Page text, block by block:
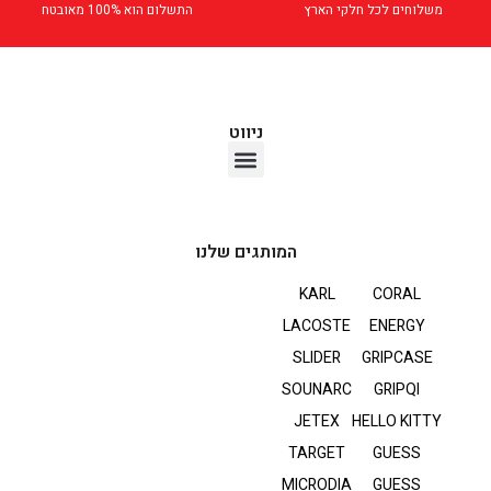
משלוחים לכל חלקי הארץ התשלום הוא 100% מאובטח
ניווט
המותגים שלנו
CORAL
ENERGY
GRIPCASE
GRIPQI
HELLO KITTY
GUESS
GUESS
KARL
LACOSTE
SLIDER
SOUNARC
JETEX
TARGET
MICRODIA